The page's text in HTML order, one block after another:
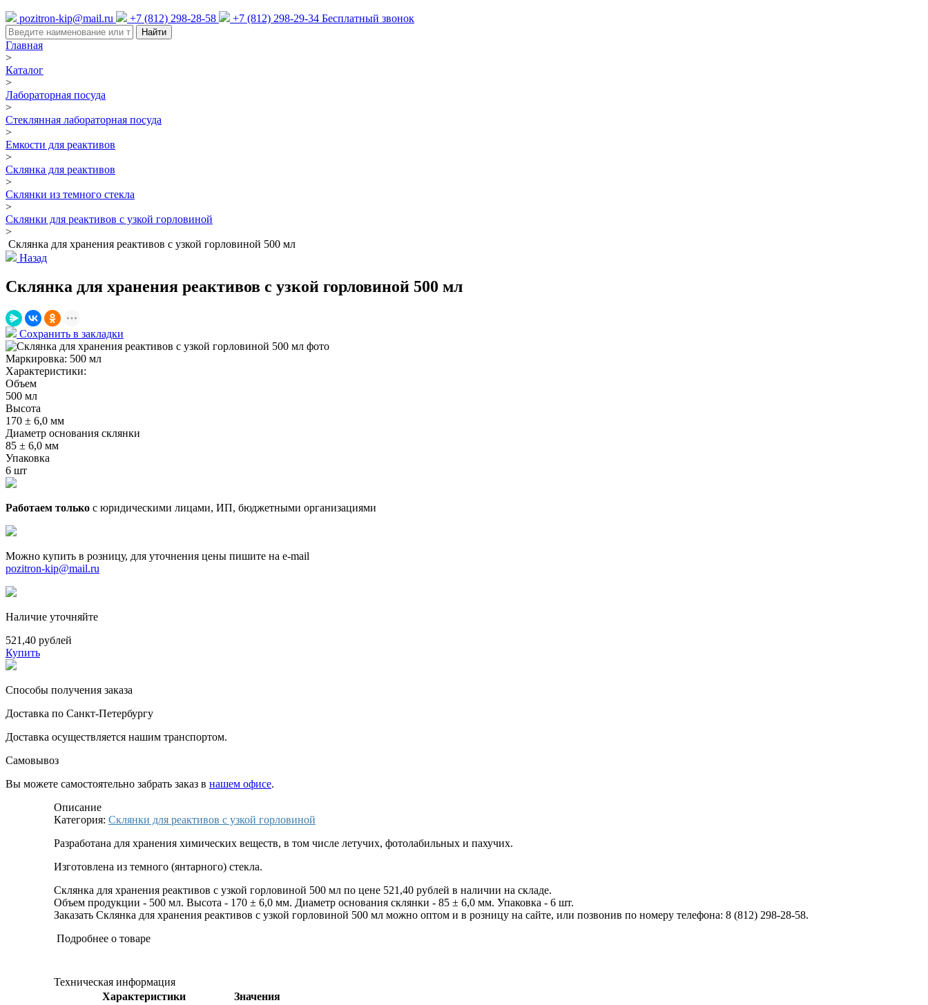
pozitron-kip@mail.ru +7 (812) 298-28-58 +7 (812) 298-29-34 Бесплатный звонок
Найти
Главная
>
Каталог
>
Лабораторная посуда
>
Стеклянная лабораторная посуда
>
Емкости для реактивов
>
Склянка для реактивов
>
Склянки из темного стекла
>
Склянки для реактивов с узкой горловиной
>
Склянка для хранения реактивов с узкой горловиной 500 мл
Назад
Склянка для хранения реактивов с узкой горловиной 500 мл
Сохранить в закладки
Маркировка: 500 мл
Характеристики:
Объем
500 мл
Высота
170 ± 6,0 мм
Диаметр основания склянки
85 ± 6,0 мм
Упаковка
6 шт
Работаем только с юридическими лицами, ИП, бюджетными организациями
Можно купить в розницу, для уточнения цены пишите на e-mail
pozitron-kip@mail.ru
Наличие уточняйте
521,40 рублей
Купить
Способы получения заказа
Доставка по Санкт-Петербургу
Доставка осуществляется нашим транспортом.
Самовывоз
Вы можете самостоятельно забрать заказ в нашем офисе.
Описание
Категория: Склянки для реактивов с узкой горловиной
Разработана для хранения химических веществ, в том числе летучих, фотолабильных и пахучих.
Изготовлена из темного (янтарного) стекла.
Склянка для хранения реактивов с узкой горловиной 500 мл по цене 521,40 рублей в наличии на складе.
Объем продукции - 500 мл. Высота - 170 ± 6,0 мм. Диаметр основания склянки - 85 ± 6,0 мм. Упаковка - 6 шт.
Заказать Склянка для хранения реактивов с узкой горловиной 500 мл можно оптом и в розницу на сайте, или позвонив по номеру телефона: 8 (812) 298-28-58.
Подробнее о товаре
Техническая информация
Характеристики
Значения